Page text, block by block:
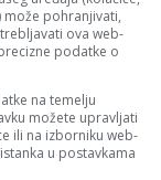
pohranjivati,
ova web-
podatke o
na temelju
možete upravljati
ili na izborniku web-
u postavkama